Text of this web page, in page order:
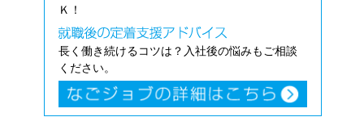
Ｋ！
長く働き続けるコツは？入社後の悩みもご相談
ください。